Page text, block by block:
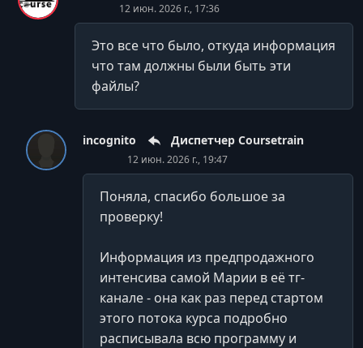
12 июн. 2026 г., 17:36
Это все что было, откуда информация
что там должны были быть эти
файлы?
incognito Диспетчер Coursetrain
12 июн. 2026 г., 19:47
Поняла, спасибо большое за
проверку!
Информация из предпродажного
интенсива самой Марии в её тг-
канале - она как раз перед стартом
этого потока курса подробно
расписывала всю программу и